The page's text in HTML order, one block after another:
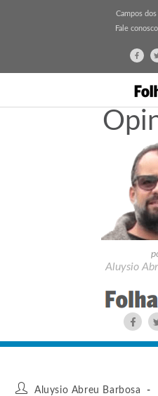
Campos dos
Fale conosco
Aluysio
Aluysio Abreu Barbosa